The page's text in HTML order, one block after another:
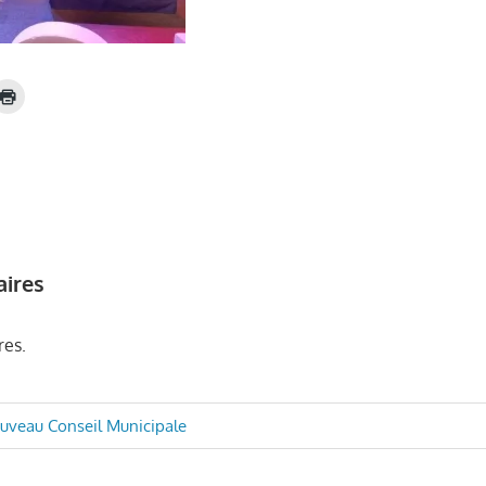
Conseil Municipale